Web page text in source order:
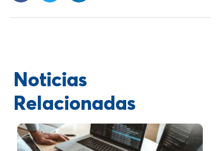
Noticias
Relacionadas